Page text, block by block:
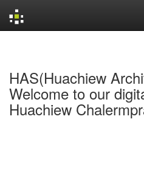
HAS(Huachiew
Welcome to our
Huachiew